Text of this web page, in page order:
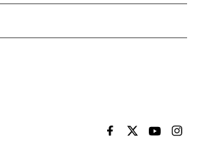
EL PAÍS BRASIL EN
EL PAÍSEL PAÍS
EL